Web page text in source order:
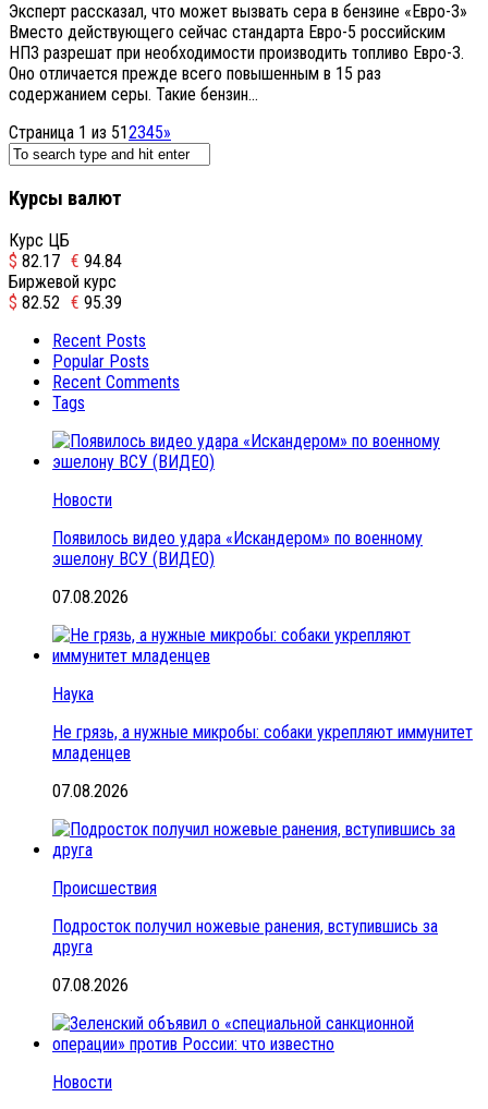
Эксперт рассказал, что может вызвать сера в бензине «Евро-3»
Вместо действующего сейчас стандарта Евро-5 российским
НПЗ разрешат при необходимости производить топливо Евро-3.
Оно отличается прежде всего повышенным в 15 раз
содержанием серы. Такие бензин...
Страница 1 из 512345»
Курсы валют
Курс ЦБ
$ 82.17 € 94.84
Биржевой курс
$ 82.52 € 95.39
Recent Posts
Popular Posts
Recent Comments
Tags
Новости
Появилось видео удара «Искандером» по военному
эшелону ВСУ (ВИДЕО)
07.08.2026
Наука
Не грязь, а нужные микробы: собаки укрепляют иммунитет
младенцев
07.08.2026
Происшествия
Подросток получил ножевые ранения, вступившись за
друга
07.08.2026
Новости